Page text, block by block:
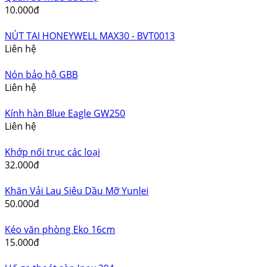
Vòi rửa bát, chén
Vòi Lavabo Lạnh Đồng Thau Eurover 5012
Rổ inox dùng cho chậu rửa chén
Quần áo mưa bảo hộ
NÚT TAI HONEYWELL MAX30 - BVT0013
Nón bảo hộ GBB
Kính hàn Blue Eagle GW250